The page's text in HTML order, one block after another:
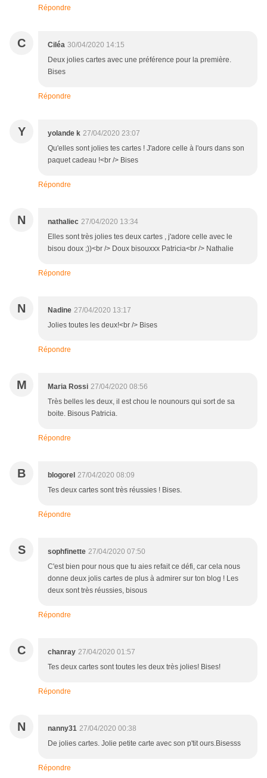
Répondre
C Ciléa 30/04/2020 14:15
Deux jolies cartes avec une préférence pour la première.
Bises
Répondre
Y yolande k 27/04/2020 23:07
Qu'elles sont jolies tes cartes ! J'adore celle à l'ours dans son
paquet cadeau !<br /> Bises
Répondre
N nathaliec 27/04/2020 13:34
Elles sont très jolies tes deux cartes , j'adore celle avec le
bisou doux ;))<br /> Doux bisouxxx Patricia<br /> Nathalie
Répondre
N Nadine 27/04/2020 13:17
Jolies toutes les deux!<br /> Bises
Répondre
M Maria Rossi 27/04/2020 08:56
Très belles les deux, il est chou le nounours qui sort de sa
boite. Bisous Patricia.
Répondre
B blogorel 27/04/2020 08:09
Tes deux cartes sont très réussies ! Bises.
Répondre
S sophfinette 27/04/2020 07:50
C'est bien pour nous que tu aies refait ce défi, car cela nous
donne deux jolis cartes de plus à admirer sur ton blog ! Les
deux sont très réussies, bisous
Répondre
C chanray 27/04/2020 01:57
Tes deux cartes sont toutes les deux très jolies! Bises!
Répondre
N nanny31 27/04/2020 00:38
De jolies cartes. Jolie petite carte avec son p'tit ours.Bisesss
Répondre